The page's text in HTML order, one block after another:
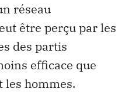
réseau
être perçu par les
des partis
efficace que
les hommes.